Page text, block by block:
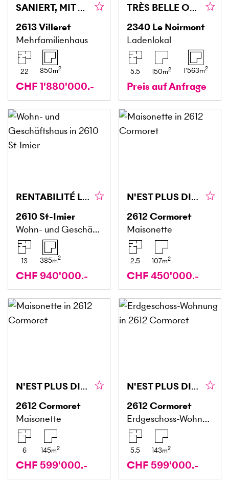
SANIERT, MIT ÜBER 5% RENDITE UND AUSBAUPOTENZIAL
2613Villeret
Mehrfamilienhaus
22 850m2
CHF 1'880'000.-
TRÈS BELLE OPORTUNITÉE
2340 Le Noirmont
Ladenlokal
5.5 150m2 1'563m2
Preis auf Anfrage
RENTABILITÉ LOCATIVE DE COMMERCES ET HABITATIONS
2610St-Imier
Wohn- und Geschäftshaus
13 385m2
CHF 940'000.-
N'EST PLUS DISPONIBLE
2612Cormoret
Maisonette
2.5 107m2
CHF 450'000.-
N'EST PLUS DISPONIBLE
2612Cormoret
Maisonette
6 145m2
CHF 599'000.-
N'EST PLUS DISPONIBLE
2612Cormoret
Erdgeschoss-Wohnung
5.5 143m2
CHF 599'000.-